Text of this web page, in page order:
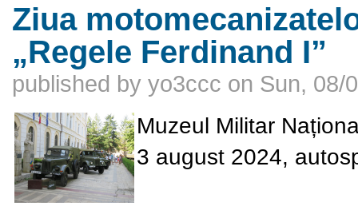
Ziua
„Regele Ferdinand I”
published by yo3ccc on Sun, 08/
Muzeul Militar
3 august 2024,